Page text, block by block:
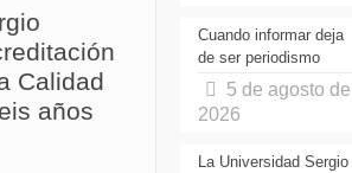
Calidad
años
Cuando informar deja
de ser periodismo
5 de agosto de
2026
La Universidad Sergio